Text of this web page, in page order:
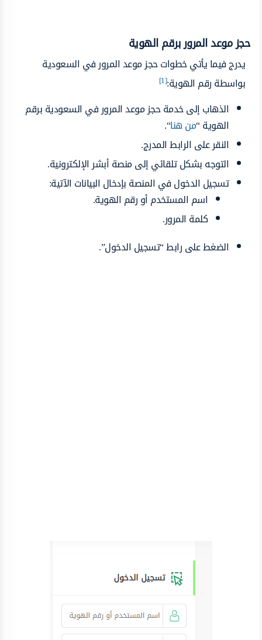
حجز موعد المرور برقم الهوية
يدرج فيما يأتي خطوات حجز موعد المرور في السعودية
بواسطة رقم الهوية:[1]
الذهاب إلى خدمة حجز موعد المرور في السعودية برقم
الهوية “من هنا“.
النقر على الرابط المدرج.
التوجه بشكل تلقائي إلى منصة أبشر الإلكترونية.
تسجيل الدخول في المنصة بإدخال البيانات الآتية:
اسم المستخدم أو رقم الهوية.
كلمة المرور.
الضغط على رابط “تسجيل الدخول”.